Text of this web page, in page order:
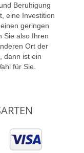
Beruhigung
eine Investition
geringen
Sie also Ihren
Ort der
dann ist ein
für Sie.